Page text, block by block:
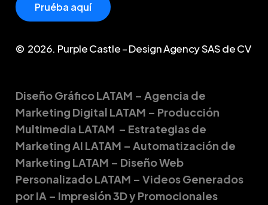
Pruéba aquí
© 2026. Purple Castle – Design Agency SAS de CV
Diseño Gráfico LATAM – Agencia de
Marketing Digital LATAM – Producción
Multimedia LATAM – Estrategias de
Marketing AI LATAM – Automatización de
Marketing LATAM – Diseño Web
Personalizado LATAM – Videos Generados
por IA – Impresión 3D y Promocionales